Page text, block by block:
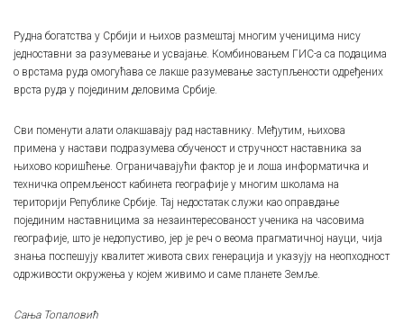
Рудна богатства у Србији и њихов размештај многим ученицима нису
једноставни за разумевање и усвајање. Комбиновањем ГИС-а са подацима
о врстама руда омогућава се лакше разумевање заступљености одређених
врста руда у појединим деловима Србије.
Сви поменути алати олакшавају рад наставнику. Међутим, њихова
примена у настави подразумева обученост и стручност наставника за
њихово коришћење. Ограничавајући фактор је и лоша информатичка и
техничка опремљеност кабинета географије у многим школама на
територији Републике Србије. Тај недостатак служи као оправдање
појединим наставницима за незаинтересованост ученика на часовима
географије, што је недопустиво, јер је реч о веома прагматичној науци, чија
знања поспешују квалитет живота свих генерација и указују на неопходност
одрживости окружења у којем живимо и саме планете Земље.
Сања Топаловић